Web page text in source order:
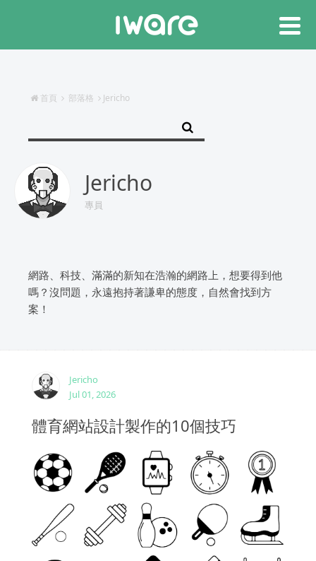
首頁 部落格 Jericho
Jericho
專員
網路、科技、滿滿的新知在浩瀚的網路上，想要得到他
嗎？沒問題，永遠抱持著謙卑的態度，自然會找到方
案！
Jericho
Jul 01, 2026
體育網站設計製作的10個技巧